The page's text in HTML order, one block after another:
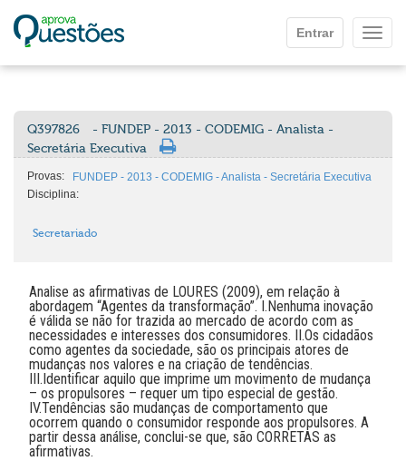
Entrar
Q397826
- FUNDEP - 2013 - CODEMIG - Analista -
Secretária Executiva
Provas:
FUNDEP - 2013 - CODEMIG - Analista - Secretária Executiva
Disciplina:
Secretariado
Analise as afirmativas de LOURES (2009), em relação à
abordagem “Agentes da transformação”. I.Nenhuma inovação
é válida se não for trazida ao mercado de acordo com as
necessidades e interesses dos consumidores. II.Os cidadãos
como agentes da sociedade, são os principais atores de
mudanças nos valores e na criação de tendências.
III.Identificar aquilo que imprime um movimento de mudança
– os propulsores – requer um tipo especial de gestão.
IV.Tendências são mudanças de comportamento que
ocorrem quando o consumidor responde aos propulsores. A
partir dessa análise, conclui-se que, são CORRETAS as
afirmativas.